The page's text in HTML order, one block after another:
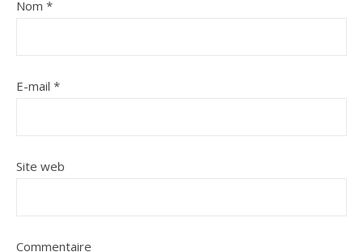
Nom *
E-mail *
Site web
Commentaire